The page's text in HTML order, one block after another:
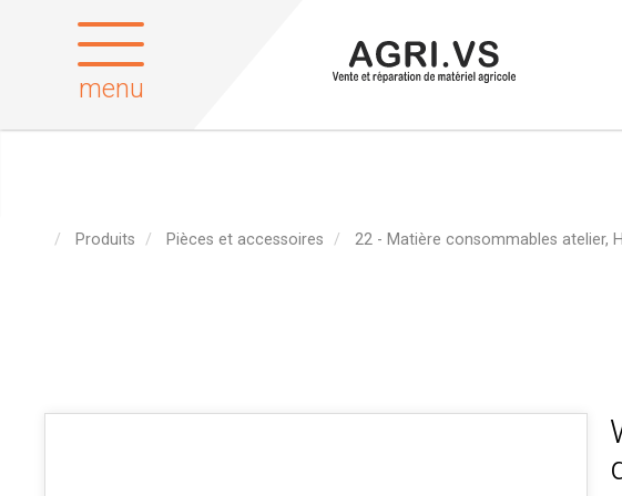
menu
Produits Pièces et accessoires 22 - Matière consommables atelier,